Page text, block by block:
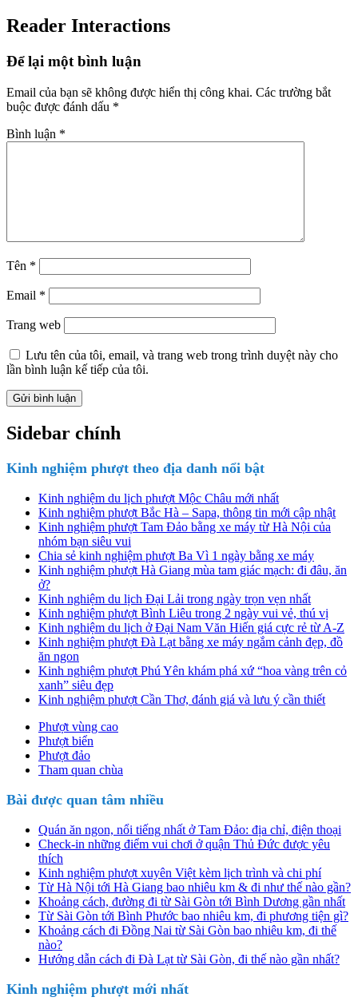
Reader Interactions
Để lại một bình luận
Email của bạn sẽ không được hiển thị công khai. Các trường bắt
buộc được đánh dấu *
Bình luận *
Tên *
Email *
Trang web
Lưu tên của tôi, email, và trang web trong trình duyệt này cho
lần bình luận kế tiếp của tôi.
Sidebar chính
Kinh nghiệm phượt theo địa danh nổi bật
Kinh nghiệm du lịch phượt Mộc Châu mới nhất
Kinh nghiệm phượt Bắc Hà – Sapa, thông tin mới cập nhật
Kinh nghiệm phượt Tam Đảo bằng xe máy từ Hà Nội của
nhóm bạn siêu vui
Chia sẻ kinh nghiệm phượt Ba Vì 1 ngày bằng xe máy
Kinh nghiệm phượt Hà Giang mùa tam giác mạch: đi đâu, ăn
ở?
Kinh nghiệm du lịch Đại Lải trong ngày trọn vẹn nhất
Kinh nghiệm phượt Bình Liêu trong 2 ngày vui vẻ, thú vị
Kinh nghiệm du lịch ở Đại Nam Văn Hiến giá cực rẻ từ A-Z
Kinh nghiệm phượt Đà Lạt bằng xe máy ngắm cảnh đẹp, đồ
ăn ngon
Kinh nghiệm phượt Phú Yên khám phá xứ “hoa vàng trên cỏ
xanh” siêu đẹp
Kinh nghiệm phượt Cần Thơ, đánh giá và lưu ý cần thiết
Phượt vùng cao
Phượt biển
Phượt đảo
Tham quan chùa
Bài được quan tâm nhiều
Quán ăn ngon, nổi tiếng nhất ở Tam Đảo: địa chỉ, điện thoại
Check-in những điểm vui chơi ở quận Thủ Đức được yêu
thích
Kinh nghiệm phượt xuyên Việt kèm lịch trình và chi phí
Từ Hà Nội tới Hà Giang bao nhiêu km & đi như thế nào gần?
Khoảng cách, đường đi từ Sài Gòn tới Bình Dương gần nhất
Từ Sài Gòn tới Bình Phước bao nhiêu km, đi phương tiện gì?
Khoảng cách đi Đồng Nai từ Sài Gòn bao nhiêu km, đi thế
nào?
Hướng dẫn cách đi Đà Lạt từ Sài Gòn, đi thế nào gần nhất?
Kinh nghiệm phượt mới nhất